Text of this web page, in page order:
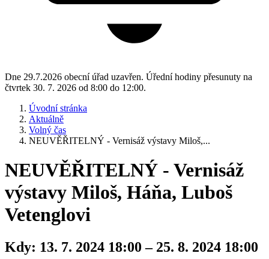
Dne 29.7.2026 obecní úřad uzavřen. Úřední hodiny přesunuty na
čtvrtek 30. 7. 2026 od 8:00 do 12:00.
Úvodní stránka
Aktuálně
Volný čas
NEUVĚŘITELNÝ - Vernisáž výstavy Miloš,...
NEUVĚŘITELNÝ - Vernisáž
výstavy Miloš, Háňa, Luboš
Vetenglovi
Kdy: 13. 7. 2024 18:00 – 25. 8. 2024 18:00